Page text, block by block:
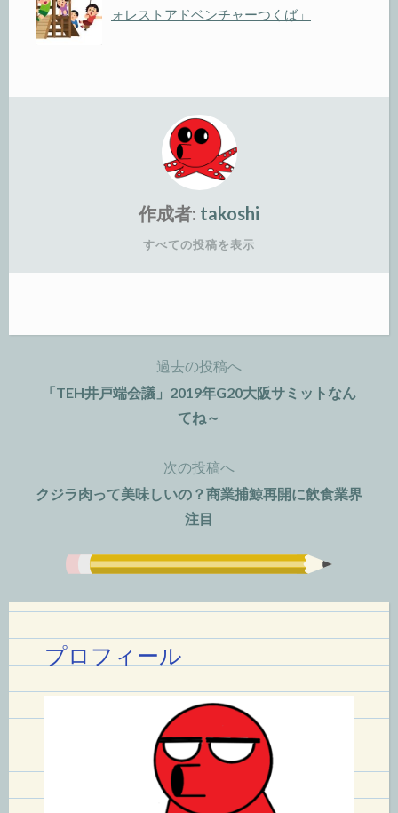
ォレストアドベンチャーつくば」
作成者: takoshi
すべての投稿を表示
シ
ョ
過去の投稿へ
「TEH井戸端会議」2019年G20大阪サミットなん
てね～
次の投稿へ
クジラ肉って美味しいの？商業捕鯨再開に飲食業界
注目
プロフィール